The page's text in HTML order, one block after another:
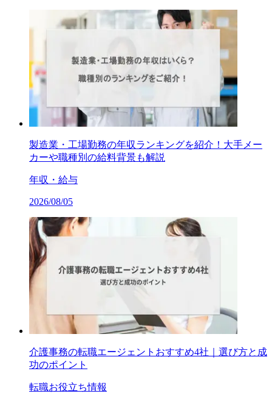
製造業・工場勤務の年収ランキングを紹介！大手メー
カーや職種別の給料背景も解説
年収・給与
2026/08/05
介護事務の転職エージェントおすすめ4社｜選び方と成
功のポイント
転職お役立ち情報